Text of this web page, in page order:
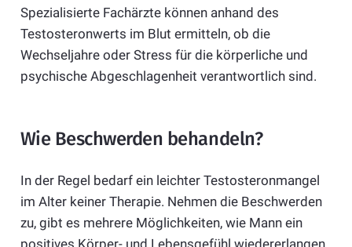
Spezialisierte Fachärzte können anhand des
Testosteronwerts im Blut ermitteln, ob die
Wechseljahre oder Stress für die körperliche und
psychische Abgeschlagenheit verantwortlich sind.
Wie Beschwerden behandeln?
In der Regel bedarf ein leichter Testosteronmangel
im Alter keiner Therapie. Nehmen die Beschwerden
zu, gibt es mehrere Möglichkeiten, wie Mann ein